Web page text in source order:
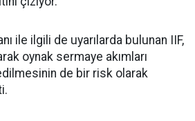
ile ilgili de uyarılarda bulunan IIF,
oynak sermaye akımları
de bir risk olarak